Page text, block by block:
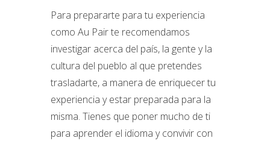
Para prepararte para tu experiencia
como Au Pair te recomendamos
investigar acerca del país, la gente y la
cultura del pueblo al que pretendes
trasladarte, a manera de enriquecer tu
experiencia y estar preparada para la
misma. Tienes que poner mucho de ti
para aprender el idioma y convivir con